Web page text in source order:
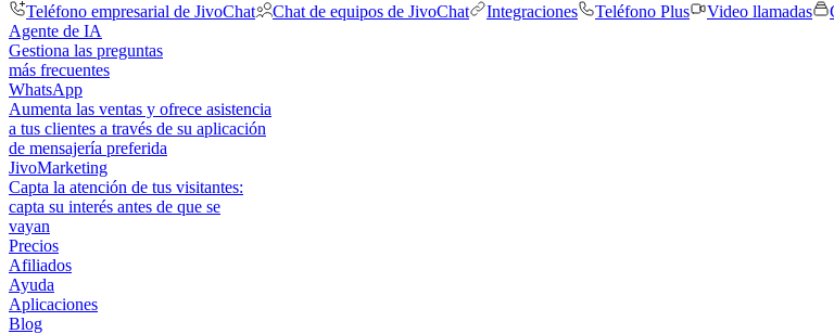
Teléfono empresarial de JivoChat
Chat de equipos de JivoChat Integraciones Teléfono Plus Video llamadas
Agente de IA
Gestiona las preguntas
más frecuentes
WhatsApp
Aumenta las ventas y ofrece asistencia
a tus clientes a través de su aplicación
de mensajería preferida
JivoMarketing
Capta la atención de tus visitantes:
capta su interés antes de que se
vayan
Precios
Afiliados
Ayuda
Aplicaciones
Blog